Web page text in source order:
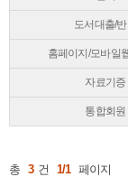
도서대출/
홈페이지/모바일
자료기증
통합회원
총 3 건 1/1 페이지